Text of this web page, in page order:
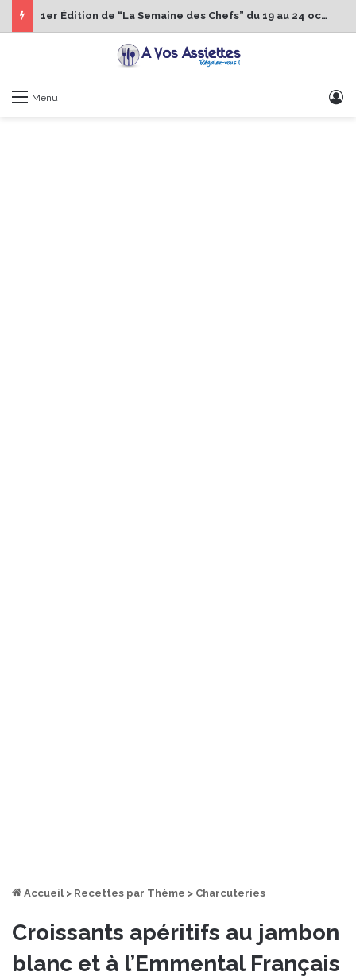
1er Édition de “La Semaine des Chefs” du 19 au 24 octobre 2026
Menu
Accueil > Recettes par Thème > Charcuteries
Croissants apéritifs au jambon
blanc et à l’Emmental Français